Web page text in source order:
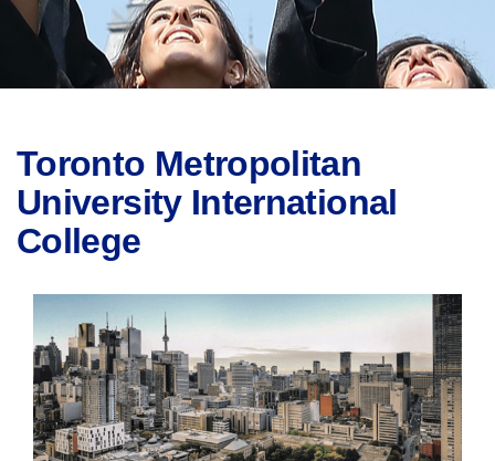
Toronto Metropolitan
University International
College